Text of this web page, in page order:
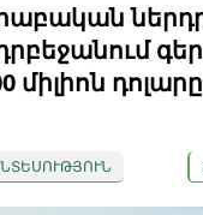
միլիոն դոլարը